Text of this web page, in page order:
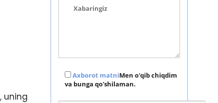
uning
Axborot matniMen o'qib chiqdim
va bunga qo'shilaman.